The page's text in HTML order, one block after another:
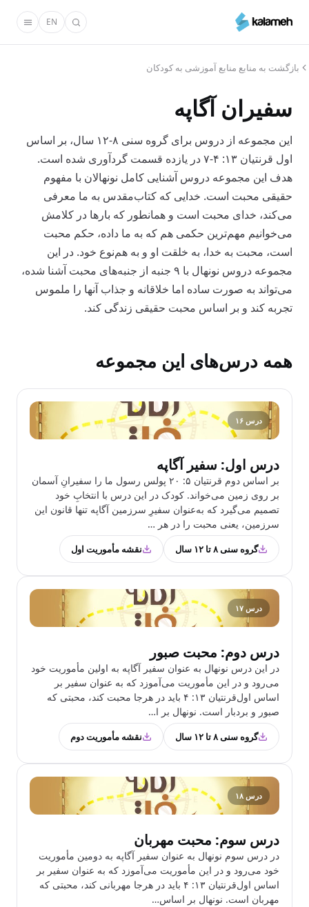
محتوای
EN
بازگشت به منابع منابع آموزشی به کودکان
سفیران آگاپه
این مجموعه از دروس برای گروه سنی ۸-۱۲ سال، بر اساس
اول ‌قرنتیان ۱۳: ۴-۷ در یازده قسمت گردآوری شده است.
هدف این مجموعه دروس آشنایی کامل نونهالان با مفهوم
حقیقی محبت است. خدایی که کتاب‌مقدس به ما معرفی
می‌کند، خدای محبت است و همانطور که بارها در کلامش
می‌خوانیم مهم‌ترین حکمی هم که به ما داده، حکم محبت
است، محبت به خدا، به خلقت او و به هم‌نوع خود. در این
مجموعه دروس نونهال با ۹ جنبه از جنبه‌های محبت آشنا شده،
می‌تواند به صورت ساده اما خلاقانه و جذاب آنها را ملموس
تجربه کند و بر اساس محبت حقیقی زندگی کند.
همه درس‌های این مجموعه
درس ۱۶
درس اول: سفیر آگاپه
بر اساس دوم‌ قرنتیان ۵: ۲۰ پولس رسول ما را سفیرانِ آسمان
بر روی زمین می‌خواند. کودک در این درس با انتخابِ خود
تصمیم می‌گیرد که به‌عنوان سفیرِ سرزمین آگاپه تنها قانون این
سرزمین، یعنی محبت را در هر …
گروه سنی ۸ تا ۱۲ سال نقشه مأموریت اول
درس ۱۷
درس دوم: محبت صبور
در این درس نونهال به عنوان سفیر آگاپه به اولین مأموریت خود
می‌رود و در این مأموریت می‌آموزد که به عنوان سفیر بر
اساس اول‌قرنتیان ۱۳: ۴ باید در هرجا محبت کند، محبتی که
صبور و بردبار است. نونهال بر ا…
گروه سنی ۸ تا ۱۲ سال نقشه مأموریت دوم
درس ۱۸
درس سوم: محبت مهربان
در درس سوم نونهال به عنوان سفیر آگاپه به دومین مأموریت
خود می‌رود و در این مأموریت می‌آموزد که به عنوان سفیر بر
اساس اول‌قرنتیان ۱۳: ۴ باید در هرجا مهربانی‌ کند، محبتی که
مهربان است. نونهال بر اساس…